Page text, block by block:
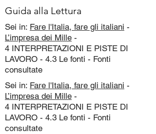
Guida alla Lettura
Sei in: Fare l'Italia, fare gli italiani -
L’impresa dei Mille -
4 INTERPRETAZIONI E PISTE DI
LAVORO - 4.3 Le fonti - Fonti
consultate
Sei in: Fare l'Italia, fare gli italiani -
L’impresa dei Mille -
4 INTERPRETAZIONI E PISTE DI
LAVORO - 4.3 Le fonti - Fonti
consultate